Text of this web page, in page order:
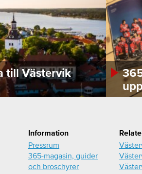
till Västervik
Information
Pressrum
365-magasin, guider
och broschyrer